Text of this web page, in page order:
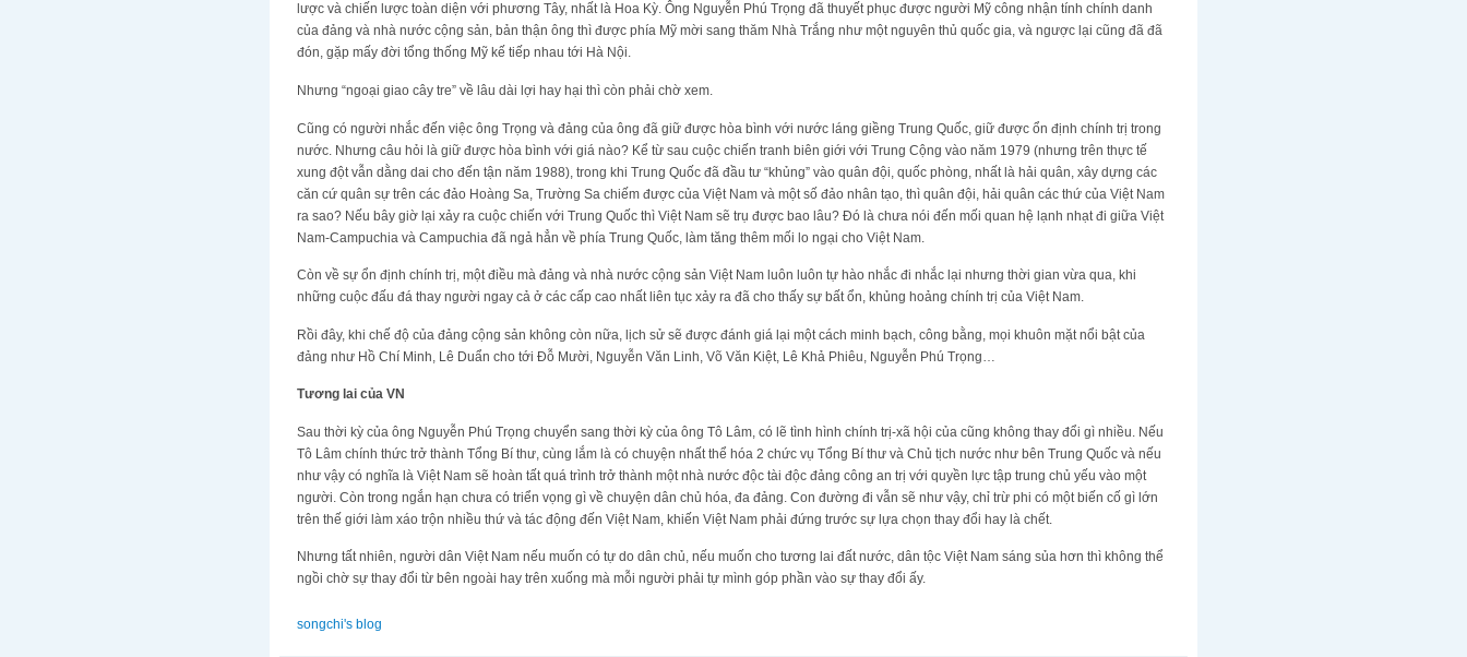
lược và chiến lược toàn diện với phương Tây, nhất là Hoa Kỳ. Ông Nguyễn Phú Trọng đã thuyết phục được người Mỹ công nhận tính chính danh
của đảng và nhà nước cộng sản, bản thận ông thì được phía Mỹ mời sang thăm Nhà Trắng như một nguyên thủ quốc gia, và ngược lại cũng đã đã
đón, gặp mấy đời tổng thống Mỹ kế tiếp nhau tới Hà Nội.
Nhưng “ngoại giao cây tre” về lâu dài lợi hay hại thì còn phải chờ xem.
Cũng có người nhắc đến việc ông Trọng và đảng của ông đã giữ được hòa bình với nước láng giềng Trung Quốc, giữ được ổn định chính trị trong
nước. Nhưng câu hỏi là giữ được hòa bình với giá nào? Kể từ sau cuộc chiến tranh biên giới với Trung Cộng vào năm 1979 (nhưng trên thực tế
xung đột vẫn dằng dai cho đến tận năm 1988), trong khi Trung Quốc đã đầu tư “khủng” vào quân đội, quốc phòng, nhất là hải quân, xây dựng các
căn cứ quân sự trên các đảo Hoàng Sa, Trường Sa chiếm được của Việt Nam và một số đảo nhân tạo, thì quân đội, hải quân các thứ của Việt Nam
ra sao? Nếu bây giờ lại xảy ra cuộc chiến với Trung Quốc thì Việt Nam sẽ trụ được bao lâu? Đó là chưa nói đến mối quan hệ lạnh nhạt đi giữa Việt
Nam-Campuchia và Campuchia đã ngả hẳn về phía Trung Quốc, làm tăng thêm mối lo ngại cho Việt Nam.
Còn về sự ổn định chính trị, một điều mà đảng và nhà nước cộng sản Việt Nam luôn luôn tự hào nhắc đi nhắc lại nhưng thời gian vừa qua, khi
những cuộc đấu đá thay người ngay cả ở các cấp cao nhất liên tục xảy ra đã cho thấy sự bất ổn, khủng hoảng chính trị của Việt Nam.
Rồi đây, khi chế độ của đảng cộng sản không còn nữa, lịch sử sẽ được đánh giá lại một cách minh bạch, công bằng, mọi khuôn mặt nổi bật của
đảng như Hồ Chí Minh, Lê Duẩn cho tới Đỗ Mười, Nguyễn Văn Linh, Võ Văn Kiệt, Lê Khả Phiêu, Nguyễn Phú Trọng…
Tương lai của VN
Sau thời kỳ của ông Nguyễn Phú Trọng chuyển sang thời kỳ của ông Tô Lâm, có lẽ tình hình chính trị-xã hội của cũng không thay đổi gì nhiều. Nếu
Tô Lâm chính thức trở thành Tổng Bí thư, cùng lắm là có chuyện nhất thể hóa 2 chức vụ Tổng Bí thư và Chủ tịch nước như bên Trung Quốc và nếu
như vậy có nghĩa là Việt Nam sẽ hoàn tất quá trình trở thành một nhà nước độc tài độc đảng công an trị với quyền lực tập trung chủ yếu vào một
người. Còn trong ngắn hạn chưa có triển vọng gì về chuyện dân chủ hóa, đa đảng. Con đường đi vẫn sẽ như vậy, chỉ trừ phi có một biến cố gì lớn
trên thế giới làm xáo trộn nhiều thứ và tác động đến Việt Nam, khiến Việt Nam phải đứng trước sự lựa chọn thay đổi hay là chết.
Nhưng tất nhiên, người dân Việt Nam nếu muốn có tự do dân chủ, nếu muốn cho tương lai đất nước, dân tộc Việt Nam sáng sủa hơn thì không thể
ngồi chờ sự thay đổi từ bên ngoài hay trên xuống mà mỗi người phải tự mình góp phần vào sự thay đổi ấy.
songchi's blog